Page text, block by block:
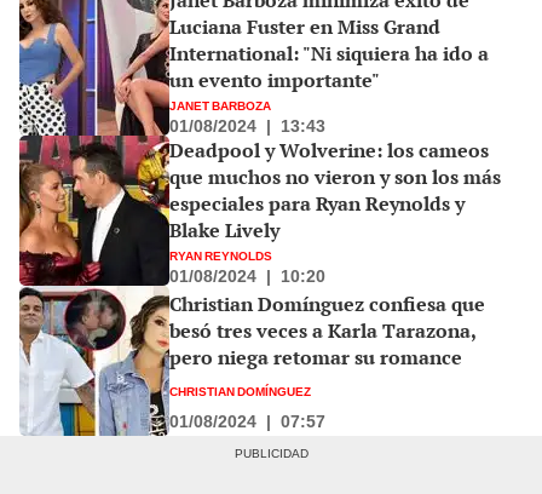
Luciana Fuster en Miss Grand
International: "Ni siquiera ha ido a
un evento importante"
JANET BARBOZA
01/08/2024 | 13:43
Deadpool y Wolverine: los cameos
que muchos no vieron y son los más
especiales para Ryan Reynolds y
Blake Lively
RYAN REYNOLDS
01/08/2024 | 10:20
Christian Domínguez confiesa que
besó tres veces a Karla Tarazona,
pero niega retomar su romance
CHRISTIAN DOMÍNGUEZ
01/08/2024 | 07:57